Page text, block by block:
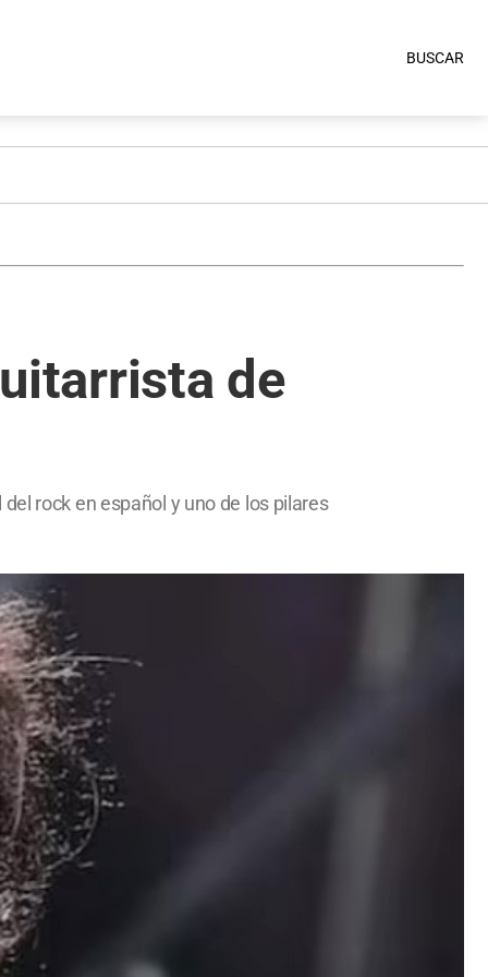
BUSCAR
de
rock en español y uno de los pilares